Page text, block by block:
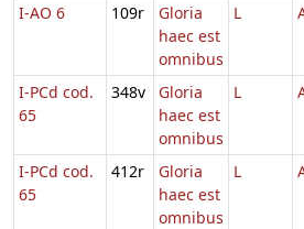
I-AO 6 109r
Gloria
haec est
omnibus
L
I-PCd cod.
65
348v
Gloria
haec est
omnibus
L
I-PCd cod.
65
412r
Gloria
haec est
omnibus
L